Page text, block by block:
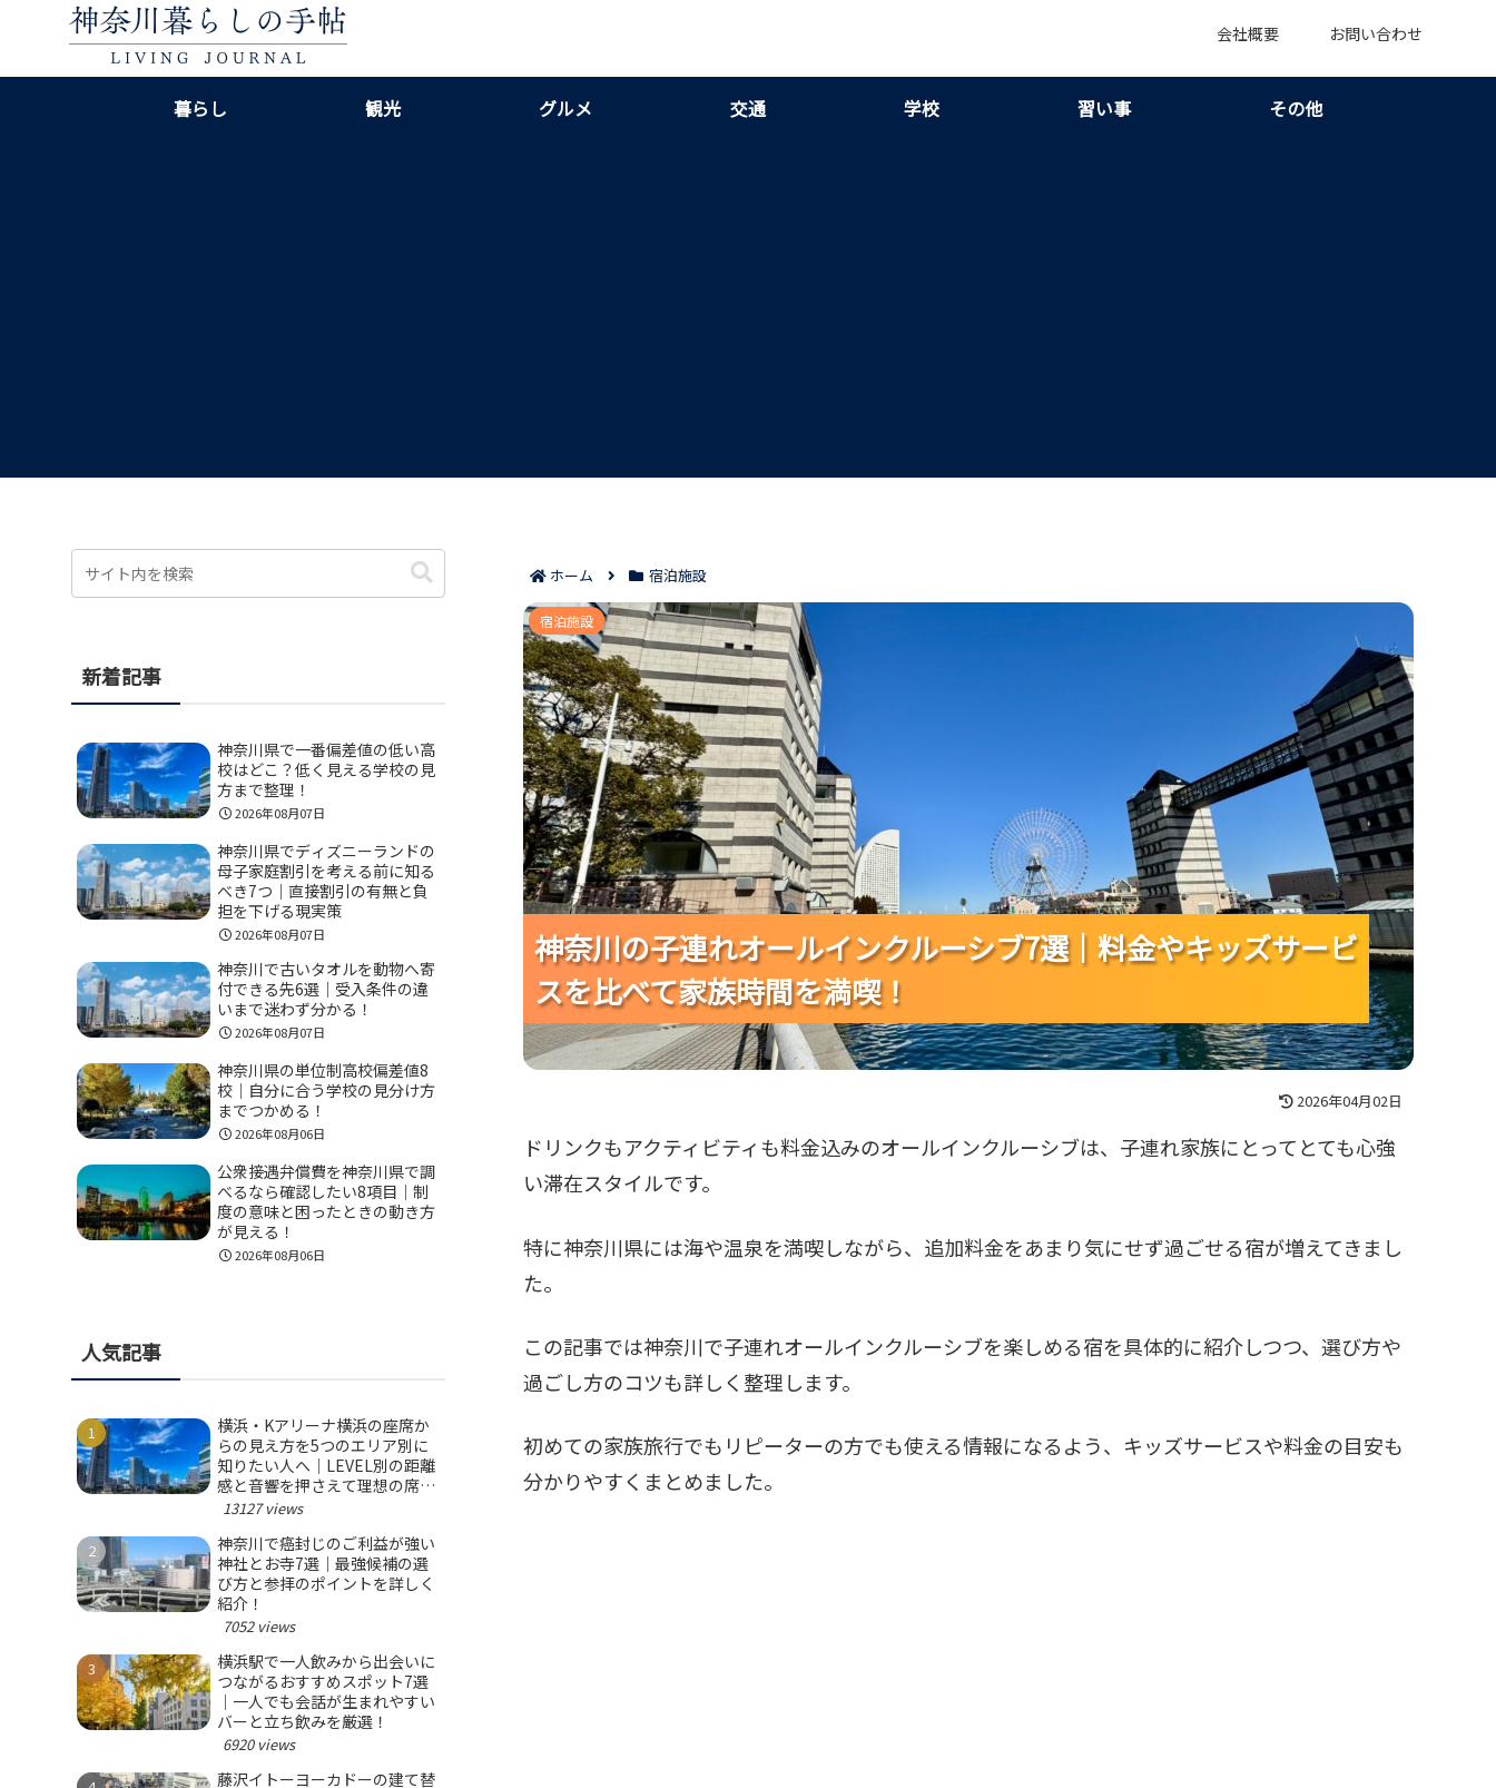
会社概要 お問い合わせ
暮らし 観光 グルメ 交通 学校 習い事 その他
ホーム 宿泊施設
神奈川の子連れオールインクルーシブ7選｜料金やキッズサービスを比べて家族時間を満喫！
神奈川の子連れオールインクルーシブ7選｜料金やキッズサービ
スを比べて家族時間を満喫！
神奈川の子連れオールインクルーシブ7選｜料金やキッズサービ
スを比べて家族時間を満喫！
神奈川の子連れオールインクルーシブ7選｜料金やキッズサービ
スを比べて家族時間を満喫！
宿泊施設
2026年04月02日
ドリンクもアクティビティも料金込みのオールインクルーシブは、子連れ家族にとってとても心強
い滞在スタイルです。
特に神奈川県には海や温泉を満喫しながら、追加料金をあまり気にせず過ごせる宿が増えてきまし
た。
この記事では神奈川で子連れオールインクルーシブを楽しめる宿を具体的に紹介しつつ、選び方や
過ごし方のコツも詳しく整理します。
初めての家族旅行でもリピーターの方でも使える情報になるよう、キッズサービスや料金の目安も
分かりやすくまとめました。
新着記事
神奈川県で一番偏差値の低い高
校はどこ？低く見える学校の見
方まで整理！
2026年08月07日
神奈川県でディズニーランドの
母子家庭割引を考える前に知る
べき7つ｜直接割引の有無と負
担を下げる現実策
2026年08月07日
神奈川で古いタオルを動物へ寄
付できる先6選｜受入条件の違
いまで迷わず分かる！
2026年08月07日
神奈川県の単位制高校偏差値8
校｜自分に合う学校の見分け方
までつかめる！
2026年08月06日
公衆接遇弁償費を神奈川県で調
べるなら確認したい8項目｜制
度の意味と困ったときの動き方
が見える！
2026年08月06日
人気記事
横浜・Kアリーナ横浜の座席か
らの見え方を5つのエリア別に
知りたい人へ｜LEVEL別の距離
感と音響を押さえて理想の席を
選ぼう！
13127 views
神奈川で癌封じのご利益が強い
神社とお寺7選｜最強候補の選
び方と参拝のポイントを詳しく
紹介！
7052 views
横浜駅で一人飲みから出会いに
つながるおすすめスポット7選
｜一人でも会話が生まれやすい
バーと立ち飲みを厳選！
6920 views
藤沢イトーヨーカドーの建て替